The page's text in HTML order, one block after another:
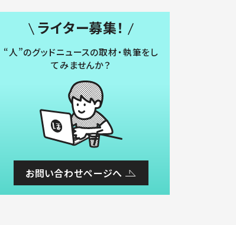
ライター募集！
“人”のグッドニュースの取材・執筆をし
てみませんか？
お問い合わせページへ